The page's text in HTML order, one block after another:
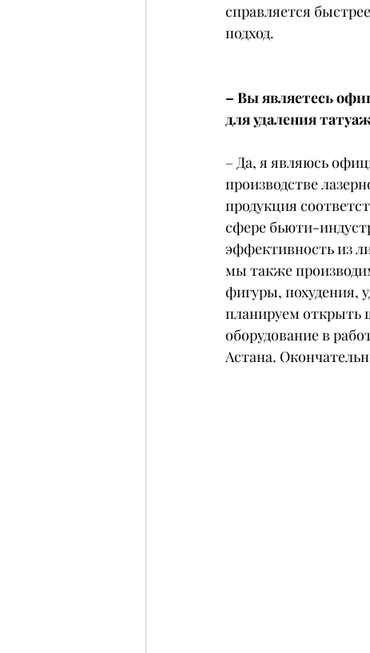
справляется
подход.
– Вы являетесь
для удаления
– Да, я являюсь
производстве
продукция
сфере бьюти-
эффективность из
мы также
фигуры, похудения,
планируем открыть
оборудование в
Астана.